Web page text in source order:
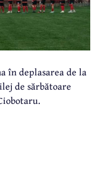
în deplasarea de la
de sărbătoare